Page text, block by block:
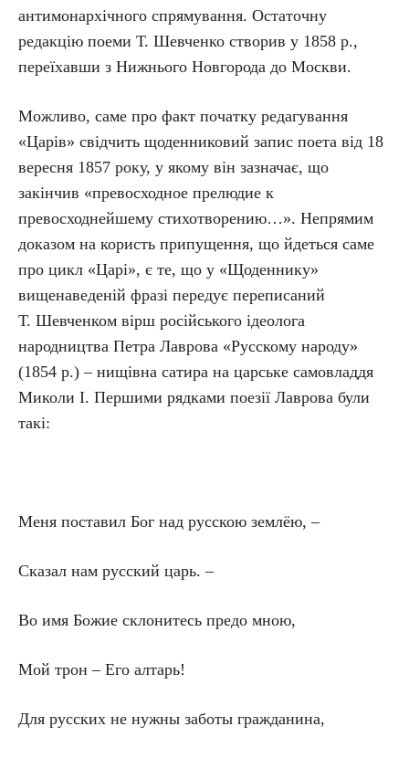
антимонархічного спрямування. Остаточну
редакцію поеми Т. Шевченко створив у 1858 р.,
переїхавши з Нижнього Новгорода до Москви.
Можливо, саме про факт початку редагування
«Царів» свідчить щоденниковий запис поета від 18
вересня 1857 року, у якому він зазначає, що
закінчив «превосходное прелюдие к
превосходнейшему стихотворению…». Непрямим
доказом на користь припущення, що йдеться саме
про цикл «Царі», є те, що у «Щоденнику»
вищенаведеній фразі передує переписаний
Т. Шевченком вірш російського ідеолога
народництва Петра Лаврова «Русскому народу»
(1854 р.) – нищівна сатира на царське самовладдя
Миколи І. Першими рядками поезії Лаврова були
такі:
Меня поставил Бог над русскою землёю, –
Сказал нам русский царь. –
Во имя Божие склонитесь предо мною,
Мой трон – Его алтарь!
Для русских не нужны заботы гражданина,